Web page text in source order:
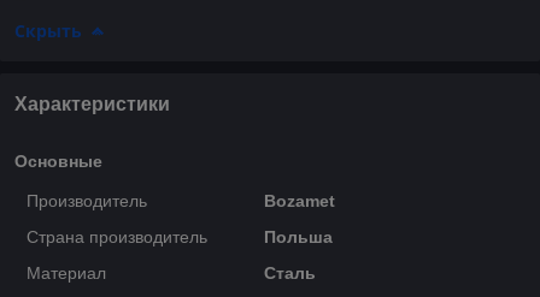
Скрыть
Характеристики
Основные
Производитель
Bozamet
Страна производитель
Польша
Материал
Сталь